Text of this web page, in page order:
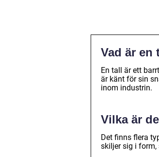
Vad är en
En tall är ett
är känt för sin
inom industrin.
Vilka är
Det finns flera
skiljer sig i form,